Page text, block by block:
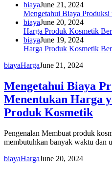
biayaJune 21, 2024
Mengetahui Biaya
biayaJune 20, 2024
Harga Produk Kosmetik
biayaJune 19, 2024
Harga Produk Kosmetik
biayaHargaJune 21, 2024
Mengetahui Biaya
Menentukan Harga
Produk Kosmetik
Pengenalan Membuat produk
membutuhkan banyak waktu
biayaHargaJune 20, 2024